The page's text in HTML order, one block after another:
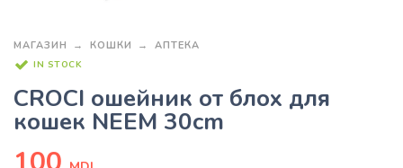
МАГАЗИН КОШКИ АПТЕКА
IN STOCK
CROCI ошейник от блох для
кошек NEEM 30cm